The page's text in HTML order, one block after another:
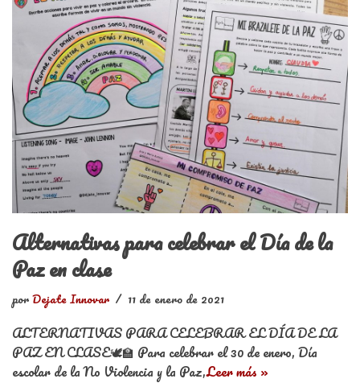
Alternativas para celebrar el Día de la
Paz en clase
porDejate Innovar 11 de enero de 2021
ALTERNATIVAS PARA CELEBRAR EL DÍA DE LA
PAZ EN CLASE🕊️🏫 Para celebrar el 30 de enero, Día
escolar de la No Violencia y la Paz,Leer más »